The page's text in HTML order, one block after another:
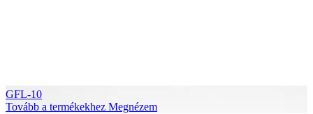
GFL-10
Tovább a termékekhez Megnézem